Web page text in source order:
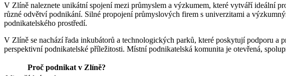
V Zlíně naleznete unikátní spojení mezi průmyslem a výzkumem, které vytváří ideální
různé odvětví podnikání. Silné propojení průmyslových firem s univerzitami a
podnikatelského prostředí.
V Zlíně se nachází řada inkubátorů a technologických parků, které poskytují podporu
perspektivní podnikatelské příležitosti. Místní podnikatelská komunita je otevřená,
Proč podnikat v Zlíně?